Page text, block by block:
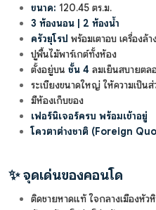
ขนาด: 120.45 ตร.ม.
3 ห้องนอน | 2 ห้องน้ำ
ครัวยุโรป พร้อมเตาอบ เครื่องล้
ปูพื้นไม้พาร์เกต์ทั้งห้อง
ตั้งอยู่บน ชั้น 4 ลมเย็นสบายตล
ระเบียงขนาดใหญ่ ให้ความเป็นส่
มีห้องเก็บของ
เฟอร์นิเจอร์ครบ พร้อมเข้าอยู่
โควตาต่างชาติ (Foreign
✨จุดเด่นของคอนโด
ติดชายหาดแท้ ใจกลางเมืองหัว